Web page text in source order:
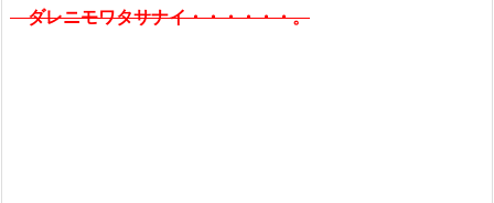
ダレニモワタサナイ・・・・・・。